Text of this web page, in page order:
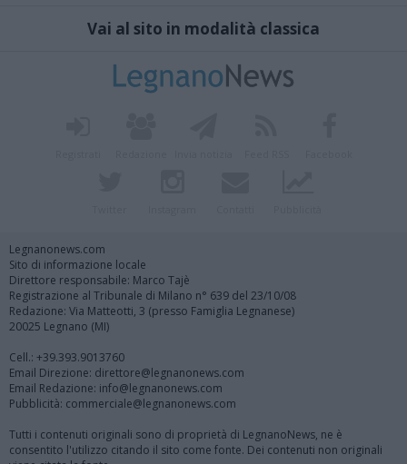
Vai al sito in modalità classica
Legnanonews.com
Sito di informazione locale
Direttore responsabile: Marco Tajè
Registrazione al Tribunale di Milano n° 639 del 23/10/08
Redazione: Via Matteotti, 3 (presso Famiglia Legnanese)
20025 Legnano (MI)
Cell.: +39.393.9013760
Email Direzione: direttore@legnanonews.com
Email Redazione: info@legnanonews.com
Pubblicità: commerciale@legnanonews.com
Tutti i contenuti originali sono di proprietà di LegnanoNews, ne è
consentito l'utilizzo citando il sito come fonte. Dei contenuti non originali